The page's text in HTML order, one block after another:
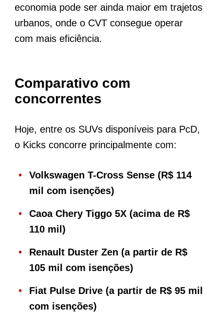
economia pode ser ainda maior em trajetos
urbanos, onde o CVT consegue operar
com mais eficiência.
Comparativo com
concorrentes
Hoje, entre os SUVs disponíveis para PcD,
o Kicks concorre principalmente com:
Volkswagen T-Cross Sense (R$ 114
mil com isenções)
Caoa Chery Tiggo 5X (acima de R$
110 mil)
Renault Duster Zen (a partir de R$
105 mil com isenções)
Fiat Pulse Drive (a partir de R$ 95 mil
com isenções)